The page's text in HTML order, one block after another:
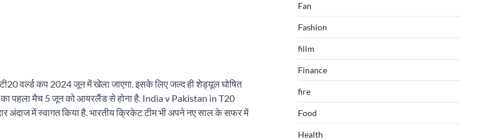
वर्ल्ड कप 2024 जून में खेला जाएगा. इसके लिए जल्द ही शेड्यूल घोषित
का पहला मैच 5 जून को आयरलैंड से होना है. India v Pakistan in T20
अंदाज में स्वागत किया है. भारतीय क्रिकेट टीम भी अपने नए साल के सफर में
Fan
Fashion
fillm
Finance
fire
Food
Health